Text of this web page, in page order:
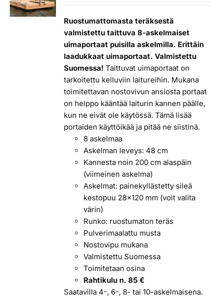
Ruostumattomasta teräksestä
valmistettu taittuva 8-askelmaiset
uimaportaat puisilla askelmilla. Erittäin
laadukkaat uimaportaat. Valmistettu
Suomessa! Taittuvat uimaportaat on
tarkoitettu kelluviin laitureihin. Mukana
toimitettavan nostovivun ansiosta portaat
on helppo kääntää laiturin kannen päälle,
kun ne eivät ole käytössä. Tämä lisää
portaiden käyttöikää ja pitää ne siistinä.
8 askelmaa
Askelman leveys: 48 cm
Kannesta noin 200 cm alaspäin
(viimeinen askelma)
Askelmat: painekyllästetty sileä
kestopuu 28x120 mm (voit valita
värin)
Runko: ruostumaton teräs
Pulverimaalattu musta
Nostovipu mukana
Valmistettu Suomessa
Toimitetaan osina
Rahtikulu n. 85 €
Saatavilla 4-, 6-, 8- tai 10-askelmaisena.